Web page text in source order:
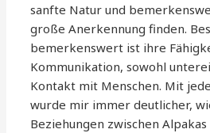
sanfte Natur und
große Anerkennung finden.
bemerkenswert ist ihre
Kommunikation, sowohl
Kontakt mit Menschen. Mit
wurde mir immer deutlicher,
Beziehungen zwischen Alpakas